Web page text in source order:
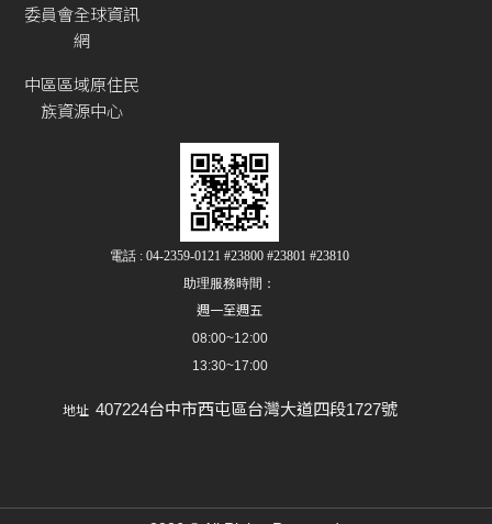
委員會全球資訊
網
中區區域原住民
族資源中心
電話 : 04-2359-0121 #23800 #23801 #23810
助理服務時間：
週一至週五
08:00~12:00
13:30~17:00
地址 407224台中市西屯區台灣大道四段1727號